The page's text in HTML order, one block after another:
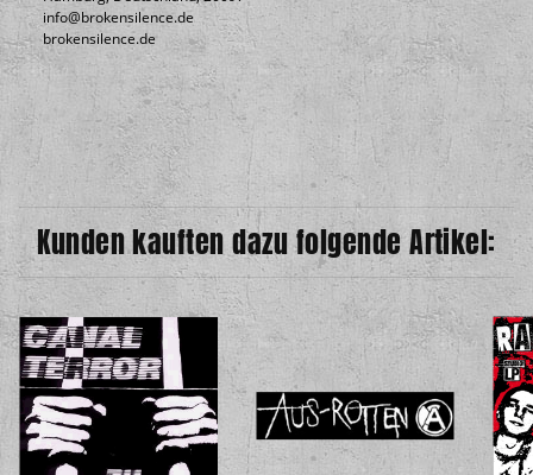
info@brokensilence.de
brokensilence.de
Kunden kauften dazu folgende Artikel: